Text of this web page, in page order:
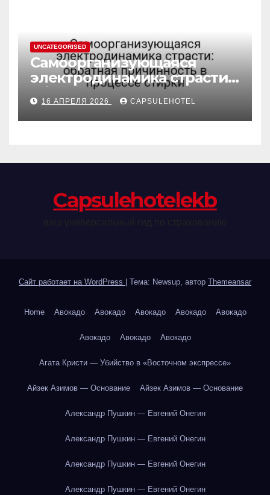
UNCATEGORISED
Самоорганизующаяся
электродинамика страсти:
обратная причинность в
процессе стирки
16 АПРЕЛЯ 2026 CAPSULEHOTEL
Сapsulehotelekb
Сайт работает на WordPress Тема: Newsup, автор Themeansar
Home Авокадо Авокадо Авокадо Авокадо Авокадо
Авокадо Авокадо Авокадо
Агата Кристи — Убийство в «Восточном экспрессе»
Айзек Азимов — Основание Айзек Азимов — Основание
Александр Пушкин — Евгений Онегин
Александр Пушкин — Евгений Онегин
Александр Пушкин — Евгений Онегин
Александр Пушкин — Евгений Онегин